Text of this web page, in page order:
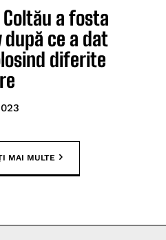
Coltău a fosta
ce a dat
diferite
MAI MULTE